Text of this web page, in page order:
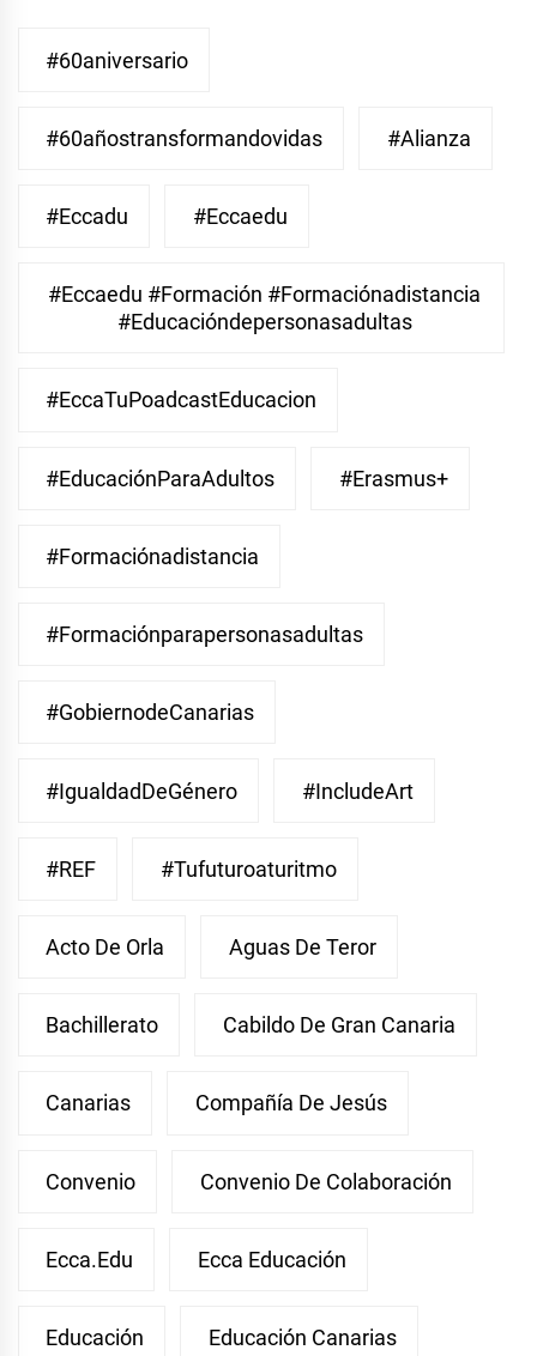
#60aniversario
#60añostransformandovidas #Alianza
#eccadu #eccaedu
#eccaedu #formación #formaciónadistancia
#educacióndepersonasadultas
#EccaTuPoadcastEducacion
#EducaciónParaAdultos #Erasmus+
#Formaciónadistancia
#Formaciónparapersonasadultas
#GobiernodeCanarias
#IgualdadDeGénero #IncludeArt
#REF #Tufuturoaturitmo
Acto De Orla Aguas De Teror
Bachillerato Cabildo De Gran Canaria
Canarias Compañía De Jesús
Convenio Convenio De Colaboración
Ecca.edu Ecca Educación
Educación Educación Canarias